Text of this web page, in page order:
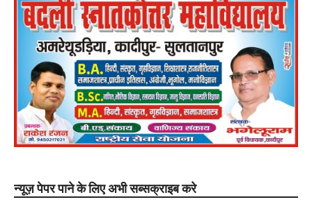
न्यूज़ पेपर पाने के लिए अभी सब्सक्राइब करे